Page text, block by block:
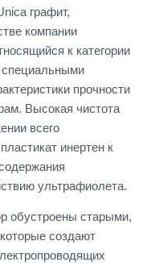
графит,
компании
к категории
прочности
Высокая чистота
всего
инертен к
ультрафиолета.
обустроены старыми,
создают